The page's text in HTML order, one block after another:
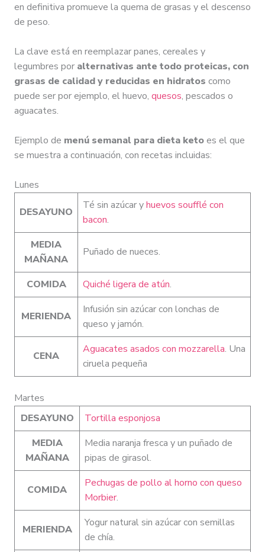
en definitiva promueve la quema de grasas y el descenso
de peso.
La clave está en reemplazar panes, cereales y
legumbres por alternativas ante todo proteicas, con
grasas de calidad y reducidas en hidratos como
puede ser por ejemplo, el huevo, quesos, pescados o
aguacates.
Ejemplo de menú semanal para dieta ketoes el que
se muestra a continuación, con recetas incluidas:
Lunes
DESAYUNO
Té sin azúcar yhuevos soufflé con
bacon.
MEDIA
MAÑANA
Puñado de nueces.
COMIDA Quiché ligera de atún.
MERIENDA
Infusión sin azúcar con lonchas de
queso y jamón.
CENA
Aguacates asados con mozzarella. Una
ciruela pequeña
Martes
DESAYUNO
Tortilla esponjosa
MEDIA
MAÑANA
Media naranja fresca y un puñado de
pipas de girasol.
COMIDA
Pechugas de pollo al horno con queso
Morbier.
MERIENDA
Yogur natural sin azúcar con semillas
de chía.